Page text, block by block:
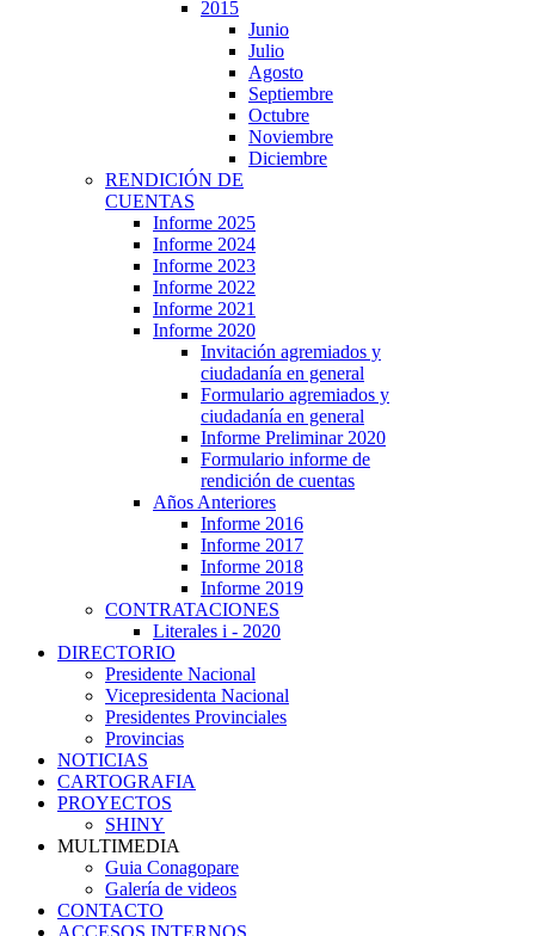
2015
Junio
Julio
Agosto
Septiembre
Octubre
Noviembre
Diciembre
RENDICIÓN DE
CUENTAS
Informe 2025
Informe 2024
Informe 2023
Informe 2022
Informe 2021
Informe 2020
Invitación agremiados y
ciudadanía en general
Formulario agremiados y
ciudadanía en general
Informe Preliminar 2020
Formulario informe de
rendición de cuentas
Años Anteriores
Informe 2016
Informe 2017
Informe 2018
Informe 2019
CONTRATACIONES
Literales i - 2020
DIRECTORIO
Presidente Nacional
Vicepresidenta Nacional
Presidentes Provinciales
Provincias
NOTICIAS
CARTOGRAFIA
PROYECTOS
SHINY
MULTIMEDIA
Guia Conagopare
Galería de videos
CONTACTO
ACCESOS INTERNOS